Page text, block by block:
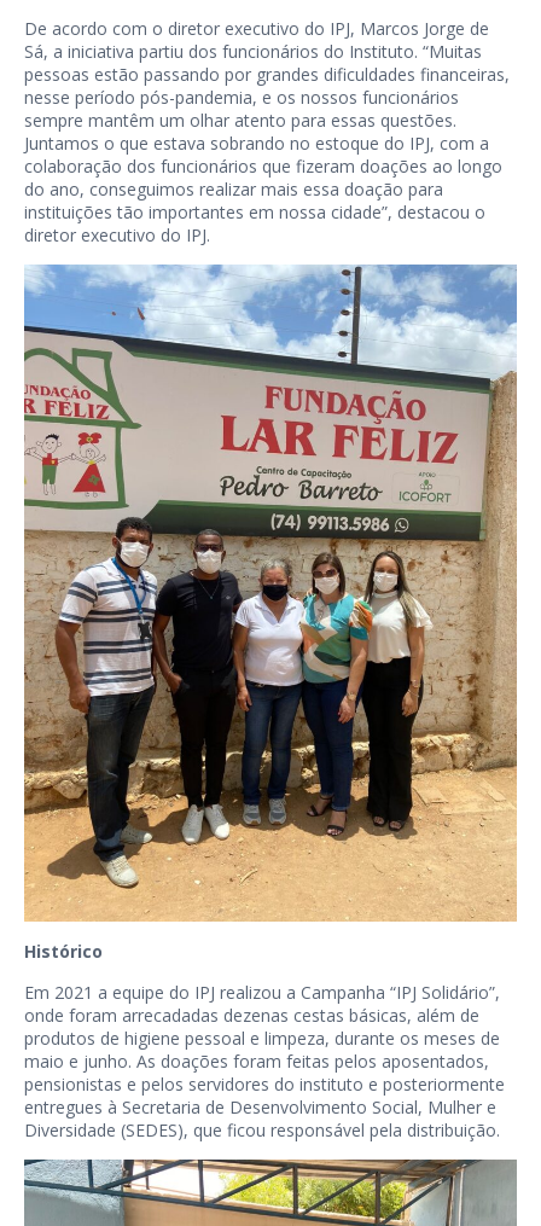
De acordo com o diretor executivo do IPJ, Marcos Jorge de
Sá, a iniciativa partiu dos funcionários do Instituto. “Muitas
pessoas estão passando por grandes dificuldades financeiras,
nesse período pós-pandemia, e os nossos funcionários
sempre mantêm um olhar atento para essas questões.
Juntamos o que estava sobrando no estoque do IPJ, com a
colaboração dos funcionários que fizeram doações ao longo
do ano, conseguimos realizar mais essa doação para
instituições tão importantes em nossa cidade”, destacou o
diretor executivo do IPJ.
Histórico
Em 2021 a equipe do IPJ realizou a Campanha “IPJ Solidário”,
onde foram arrecadadas dezenas cestas básicas, além de
produtos de higiene pessoal e limpeza, durante os meses de
maio e junho. As doações foram feitas pelos aposentados,
pensionistas e pelos servidores do instituto e posteriormente
entregues à Secretaria de Desenvolvimento Social, Mulher e
Diversidade (SEDES), que ficou responsável pela distribuição.